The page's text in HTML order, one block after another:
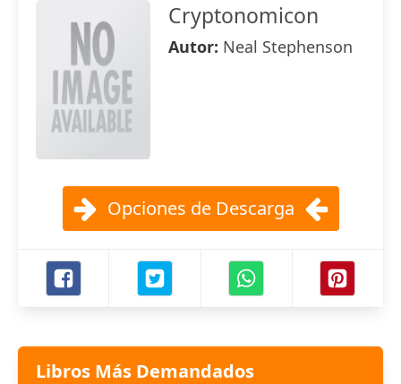
Cryptonomicon
Autor: Neal Stephenson
Opciones de Descarga
Libros Más Demandados